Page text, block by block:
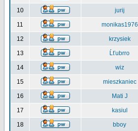
10 jurij
11 monikas1976
12 krzysiek
13 Ĺťubrro
14 wiz
15 mieszkaniec
16 Mati J
17 kasiul
18 bboy